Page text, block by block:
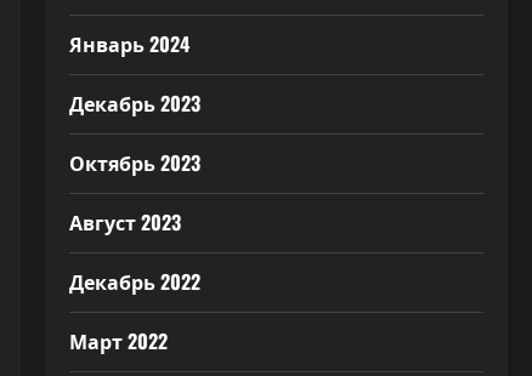
Январь 2024
Декабрь 2023
Октябрь 2023
Август 2023
Декабрь 2022
Март 2022